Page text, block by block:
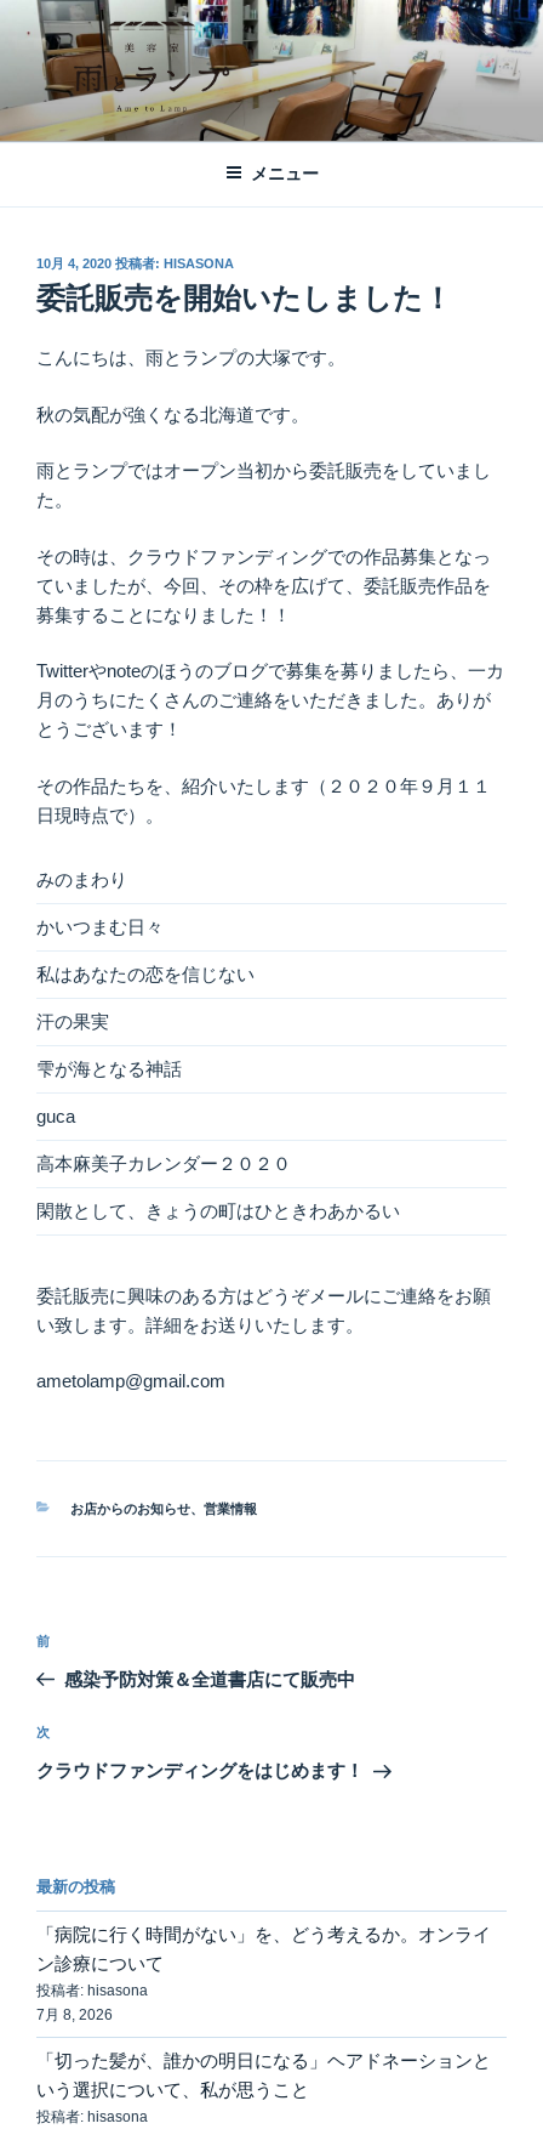
ツ
美容室 雨とランプ – AME TO LAMP -
｜札幌琴似の美容室
札幌市西区琴似の【美容室 雨とランプ】のHPです。「本」と「髪質改
メニュー
投
稿
日:
10月 4, 2020 投稿者: HISASONA
委託販売を開始いたしました！
こんにちは、雨とランプの大塚です。
秋の気配が強くなる北海道です。
雨とランプではオープン当初から委託販売をしていまし
た。
その時は、クラウドファンディングでの作品募集となっ
ていましたが、今回、その枠を広げて、委託販売作品を
募集することになりました！！
Twitterやnoteのほうのブログで募集を募りましたら、一カ
月のうちにたくさんのご連絡をいただきました。ありが
とうございます！
その作品たちを、紹介いたします（２０２０年９月１１
日現時点で）。
みのまわり
かいつまむ日々
私はあなたの恋を信じない
汗の果実
雫が海となる神話
guca
高本麻美子カレンダー２０２０
閑散として、きょうの町はひときわあかるい
委託販売に興味のある方はどうぞメールにご連絡をお願
い致します。詳細をお送りいたします。
ametolamp@gmail.com
カ
お店からのお知らせ、 営業情報
投
ビ
ゲ
ン
前
の
稿
前
感染予防対策＆全道書店にて販売中
次
の
次
クラウドファンディングをはじめます！
最新の投稿
「病院に行く時間がない」を、どう考えるか。オンライ
ン診療について
投稿者: hisasona
7月 8, 2026
「切った髪が、誰かの明日になる」ヘアドネーションと
いう選択について、私が思うこと
投稿者: hisasona